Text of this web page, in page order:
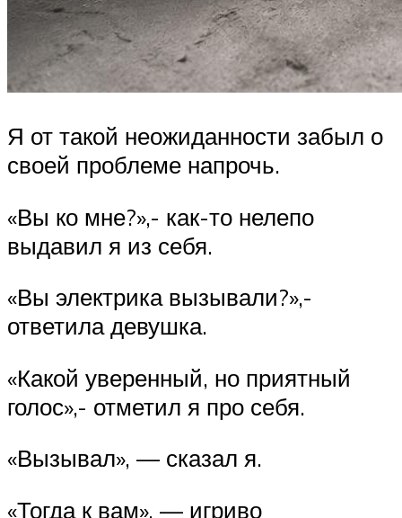
Я от такой неожиданности забыл о
своей проблеме напрочь.
«Вы ко мне?»,- как-то нелепо
выдавил я из себя.
«Вы электрика вызывали?»,-
ответила девушка.
«Какой уверенный, но приятный
голос»,- отметил я про себя.
«Вызывал», — сказал я.
«Тогда к вам», — игриво